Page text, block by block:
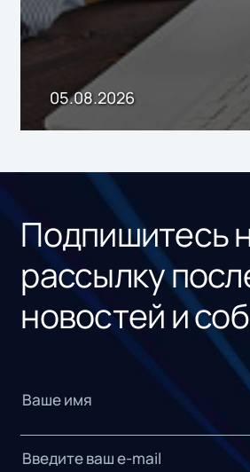
хранения данных
05.08.2026
Подпишитесь
рассылку
новостей и